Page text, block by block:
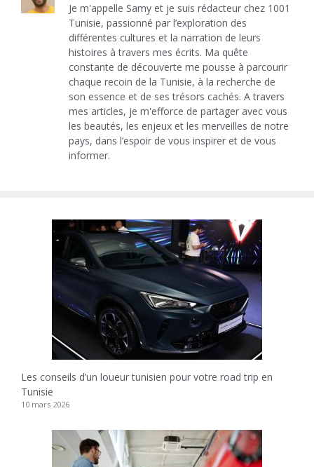
Je m'appelle Samy et je suis rédacteur chez 1001
Tunisie, passionné par l’exploration des
différentes cultures et la narration de leurs
histoires à travers mes écrits. Ma quête
constante de découverte me pousse à parcourir
chaque recoin de la Tunisie, à la recherche de
son essence et de ses trésors cachés. A travers
mes articles, je m'efforce de partager avec vous
les beautés, les enjeux et les merveilles de notre
pays, dans l’espoir de vous inspirer et de vous
informer.
Les conseils d’un loueur tunisien pour votre road trip en
Tunisie
10 mars 2026